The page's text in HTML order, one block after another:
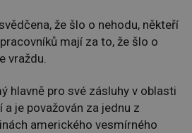
že šlo o nehodu, někteří
mají za to, že šlo o
vraždu.
hlavně pro své zásluhy v oblasti
je považován za jednu z
amerického vesmírného